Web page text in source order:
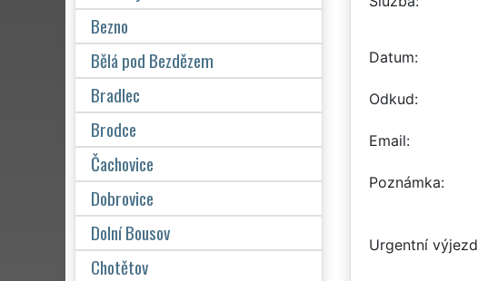
Datum
Odkud
Email
Poznámka
Urgentní výjezd
Bezno
Bělá pod Bezdězem
Bradlec
Brodce
Čachovice
Dobrovice
Dolní Bousov
Chotětov